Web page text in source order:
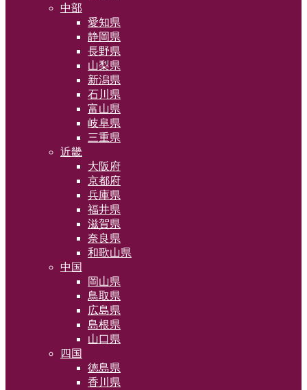
中部
愛知県
静岡県
長野県
山梨県
新潟県
石川県
富山県
岐阜県
三重県
近畿
大阪府
京都府
兵庫県
福井県
滋賀県
奈良県
和歌山県
中国
岡山県
鳥取県
広島県
島根県
山口県
四国
徳島県
香川県